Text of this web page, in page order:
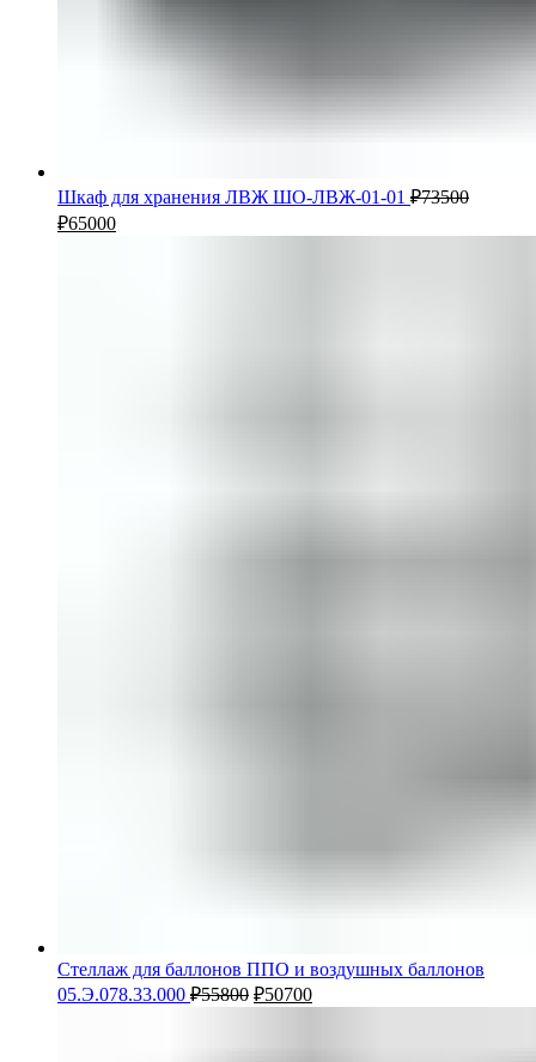
Шкаф для хранения ЛВЖ ШО-ЛВЖ-01-01 ₽73500
₽65000
Стеллаж для баллонов ППО и воздушных баллонов
05.Э.078.33.000 ₽55800 ₽50700